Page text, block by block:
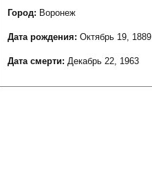
Город: Воронеж
Дата рождения: Октябрь 19, 1889
Дата смерти: Декабрь 22, 1963